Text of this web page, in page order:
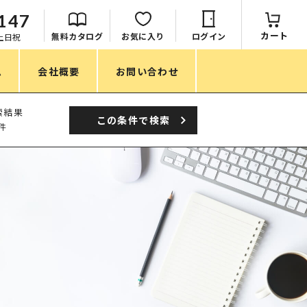
日祝 無料カタログ お気に入り ログイン カート
会社概要 お問い合わせ
サステナブル・環境配慮ノベルティ
結果
この条件で検索